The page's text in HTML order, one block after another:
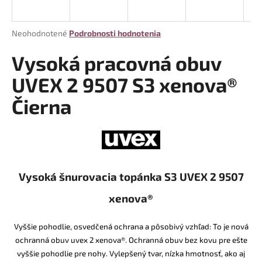
Priemerné
produktu
je
0,0
z
5
hviezdičiek.
Neohodnotené Podrobnosti hodnotenia
Vysoká pracovná obuv
UVEX 2 9507 S3 xenova®
Čierna
Vysoká šnurovacia topánka S3 UVEX 2 9507
xenova®
Vyššie pohodlie, osvedčená ochrana a pôsobivý vzhľad: To je nová
ochranná obuv uvex 2 xenova®. Ochranná obuv bez kovu pre ešte
vyššie pohodlie pre nohy. Vylepšený tvar, nízka hmotnosť, ako aj
j
ť
?
HĽADAŤ
o
r
ú